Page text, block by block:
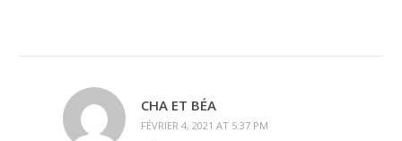
CHA ET BÉA
FÉVRIER 4, 2021 AT 5:37 PM